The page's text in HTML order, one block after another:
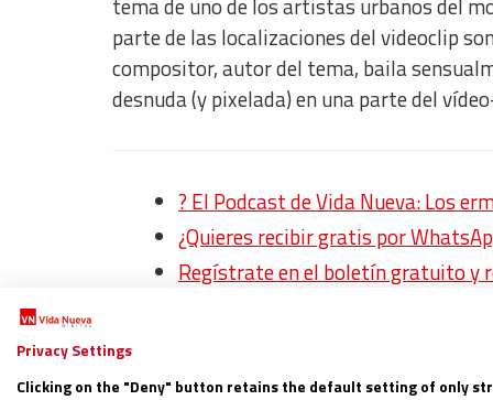
tema de uno de los artistas urbanos del
parte de las localizaciones del videoclip
compositor, autor del tema, baila
desnuda (y pixelada) en una parte del
?️ El Podcast de Vida Nueva: Los
¿Quieres recibir gratis por
Regístrate en el boletín gratuito y
Baile en la sala capitular
Privacy Settings
Clicking on the "Deny" button retains the default setting of only